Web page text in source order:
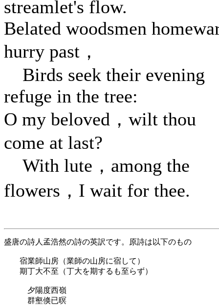
streamlet's flow.
Belated woodsmen
hurry past，
Birds seek their evening
refuge in the tree:
O my beloved，wilt thou
come at last?
With lute，among the
flowers，I wait for thee.
盛唐の詩人孟浩然の詩の英訳です。原詩は以下のもの
宿業師山房（業師の山房に宿して）
期丁大不至（丁大を期するも至らず）
夕陽度西嶺
群壑倏已暝